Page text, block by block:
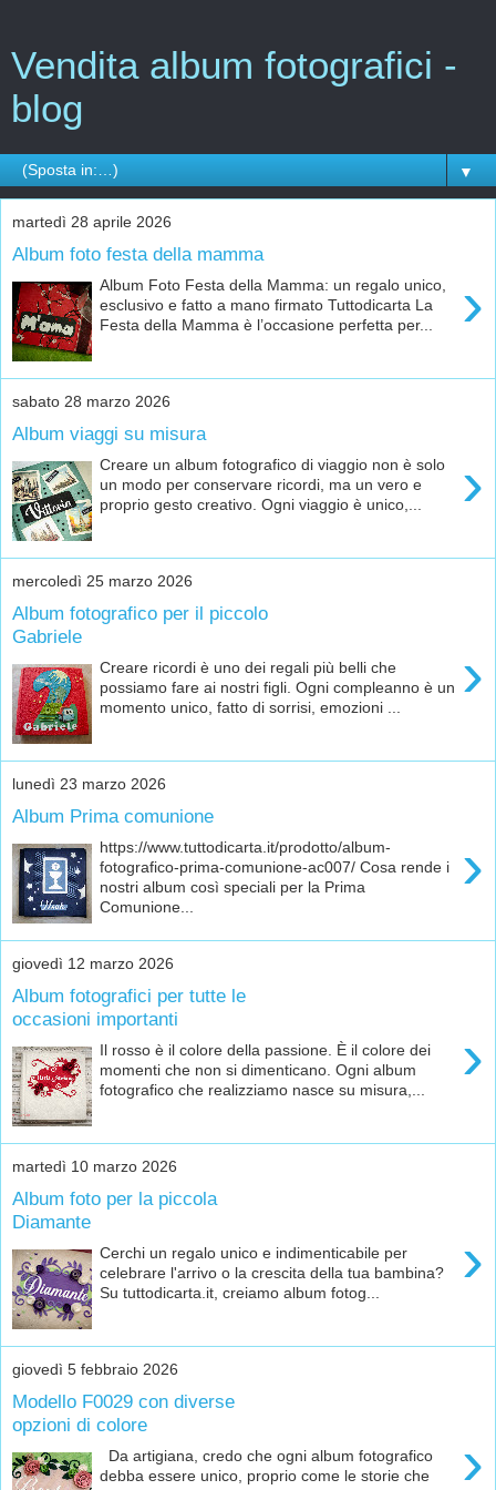
Vendita album fotografici -
blog
▼
martedì 28 aprile 2026
Album foto festa della mamma
›
Album Foto Festa della Mamma: un regalo unico,
esclusivo e fatto a mano firmato Tuttodicarta La
Festa della Mamma è l’occasione perfetta per...
sabato 28 marzo 2026
Album viaggi su misura
›
Creare un album fotografico di viaggio non è solo
un modo per conservare ricordi, ma un vero e
proprio gesto creativo. Ogni viaggio è unico,...
mercoledì 25 marzo 2026
Album fotografico per il piccolo
Gabriele
›
Creare ricordi è uno dei regali più belli che
possiamo fare ai nostri figli. Ogni compleanno è un
momento unico, fatto di sorrisi, emozioni ...
lunedì 23 marzo 2026
Album Prima comunione
›
https://www.tuttodicarta.it/prodotto/album-
fotografico-prima-comunione-ac007/ Cosa rende i
nostri album così speciali per la Prima
Comunione...
giovedì 12 marzo 2026
Album fotografici per tutte le
occasioni importanti
›
Il rosso è il colore della passione. È il colore dei
momenti che non si dimenticano. Ogni album
fotografico che realizziamo nasce su misura,...
martedì 10 marzo 2026
Album foto per la piccola
Diamante
›
Cerchi un regalo unico e indimenticabile per
celebrare l'arrivo o la crescita della tua bambina?
Su tuttodicarta.it, creiamo album fotog...
giovedì 5 febbraio 2026
Modello F0029 con diverse
opzioni di colore
›
Da artigiana, credo che ogni album fotografico
debba essere unico, proprio come le storie che